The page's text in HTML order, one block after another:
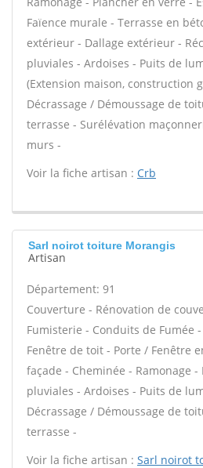
Faïence murale - Terrasse en
extérieur - Dallage extérieur -
pluviales - Ardoises - Puits de
(Extension maison, construction
Décrassage / Démoussage de
terrasse - Surélévation
murs -
Voir la fiche artisan : Crb
Sarl noirot toiture Morangis
Artisan
Département: 91
Couverture - Rénovation de
Fumisterie - Conduits de Fumée
Fenêtre de toit - Porte / Fenêtre
façade - Cheminée - Ramonage -
pluviales - Ardoises - Puits de
Décrassage / Démoussage de
terrasse -
Voir la fiche artisan : Sarl noirot